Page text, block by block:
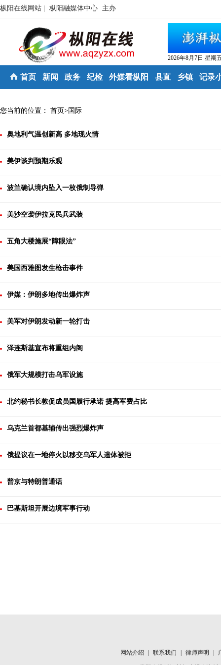
枞阳在线网站 | 枞阳融媒体中心 主办
2026年8月7日 星期
首页 新闻 政务 纪检 外媒看枞阳 县直 乡镇 记录
您当前的位置： 首页>国际
奥地利气温创新高 多地现火情
美伊谈判预期乐观
波兰确认境内坠入一枚俄制导弹
美沙空袭伊拉克民兵武装
五角大楼施展“障眼法”
美国西雅图发生枪击事件
伊媒：伊朗多地传出爆炸声
美军对伊朗发动新一轮打击
泽连斯基宣布将重组内阁
俄军大规模打击乌军设施
北约秘书长敦促成员国履行承诺 提高军费占比
乌克兰首都基辅传出强烈爆炸声
俄提议在一地停火以移交乌军人遗体被拒
普京与特朗普通话
巴基斯坦开展边境军事行动
网站介绍 联系我们 律师声明